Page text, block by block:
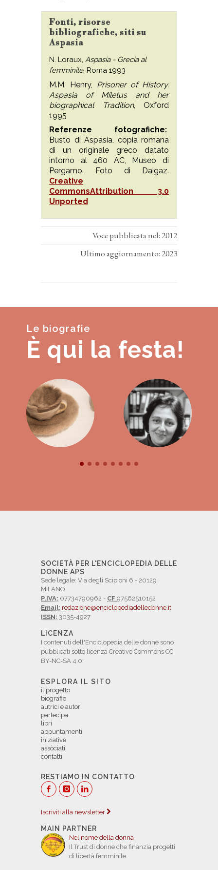
Fonti, risorse
bibliografiche, siti su
Aspasia
N. Loraux, Aspasia - Grecia al
femminile, Roma 1993
M.M. Henry, Prisoner of History.
Aspasia of Miletus and her
biographical Tradition, Oxford
1995
Referenze fotografiche:
Busto di Aspasia, copia romana
di un originale greco datato
intorno al 460 AC, Museo di
Pergamo. Foto di Daigaz.
Creative
CommonsAttribution 3.0
Unported
Voce pubblicata nel: 2012
Ultimo aggiornamento: 2023
Le biografie
È qui la festa!
SOCIETÀ PER L'ENCICLOPEDIA DELLE
DONNE APS
Sede legale: Via degli Scipioni 6 - 20129
MILANO
P.IVA: 07734790962 - CF 97562510152
Email: redazione@enciclopediadelledonne.it
ISSN: 3035-4927
LICENZA
I contenuti dell'Enciclopedia delle donne sono
pubblicati sotto licenza Creative Commons CC
BY-NC-SA 4.0.
ESPLORA IL SITO
il progetto
biografie
autrici e autori
partecipa
libri
appuntamenti
iniziative
assòciati
contatti
RESTIAMO IN CONTATTO
Iscriviti alla newsletter
MAIN PARTNER
Nel nome della donna
Il Trust di donne che finanzia progetti
di libertà femminile